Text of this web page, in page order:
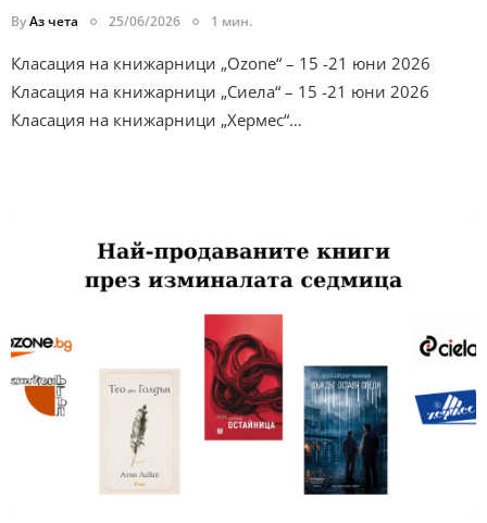
ByАз чета 25/06/2026 1 мин.
Класация на книжарници „Ozone“ – 15 -21 юни 2026
Класация на книжарници „Сиела“ – 15 -21 юни 2026
Класация на книжарници „Хермес“…